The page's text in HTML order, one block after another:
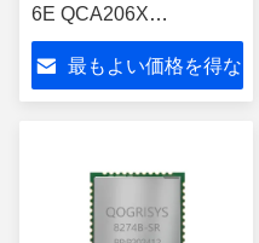
6E QCA206X
3000Mbpsの無線ネット
ワークのアダプター カ
ード
最もよい価格を得な